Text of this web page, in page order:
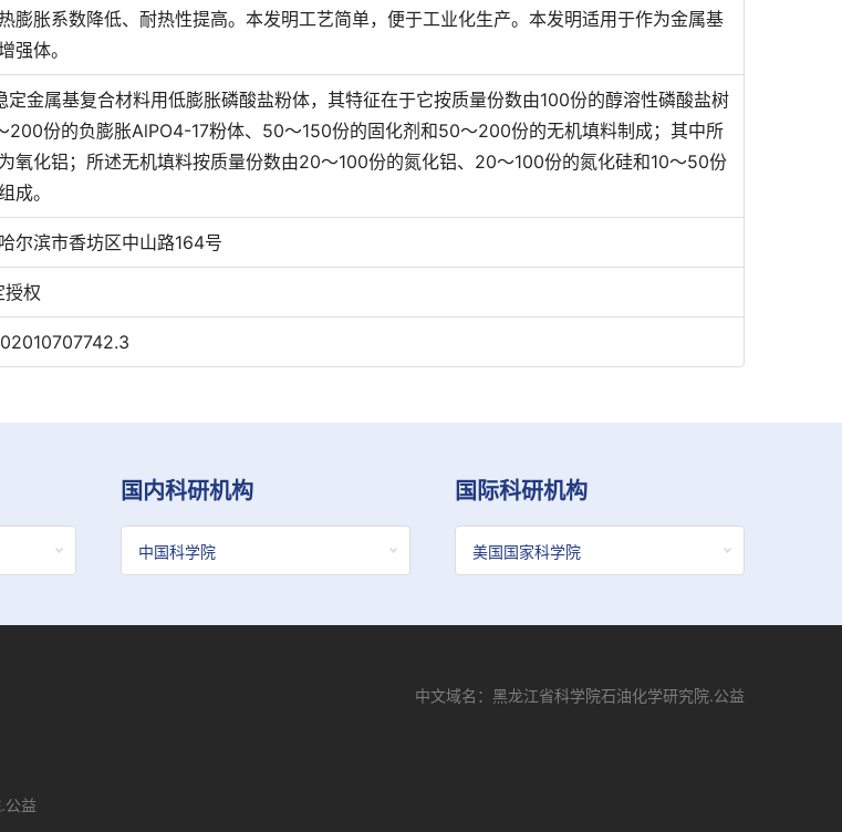
膨胀系数降低、耐热性提高。本发明工艺简单，便于工业化生产。本发明适用于作为金属基
强体。
定金属基复合材料用低膨胀磷酸盐粉体，其特征在于它按质量份数由100份的醇溶性磷酸盐树
200份的负膨胀AlPO4-17粉体、50～150份的固化剂和50～200份的无机填料制成；其中所
氧化铝；所述无机填料按质量份数由20～100份的氮化铝、20～100份的氮化硅和10～50份
成。
尔滨市香坊区中山路164号
权
国内科研机构 国际科研机构
公益
中文域名：黑龙江省科学院石油化学研究院.公益